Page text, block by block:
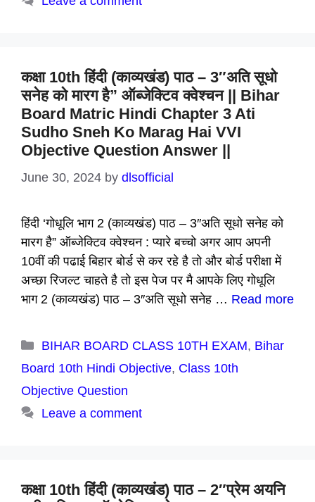
कक्षा 10th हिंदी (काव्यखंड) पाठ – 3″अति सूधो
सनेह को मारग है” ऑब्जेक्टिव क्वेश्चन || Bihar
Board Matric Hindi Chapter 3 Ati
Sudho Sneh Ko Marag Hai VVI
Objective Question Answer ||
June 30, 2024 by dlsofficial
हिंदी ‘गोधूलि भाग 2 (काव्यखंड) पाठ – 3″अति सूधो सनेह को
मारग है” ऑब्जेक्टिव क्वेश्चन : प्यारे बच्चो अगर आप अपनी
10वीं की पढाई बिहार बोर्ड से कर रहे है तो और बोर्ड परीक्षा में
अच्छा रिजल्ट चाहते है तो इस पेज पर मै आपके लिए गोधूलि
भाग 2 (काव्यखंड) पाठ – 3″अति सूधो सनेह … Read more
Categories
BIHAR BOARD CLASS 10TH EXAM, Bihar
Board 10th Hindi Objective, Class 10th
Objective Question
Leave a comment
कक्षा 10th हिंदी (काव्यखंड) पाठ – 2″प्रेम अयनि